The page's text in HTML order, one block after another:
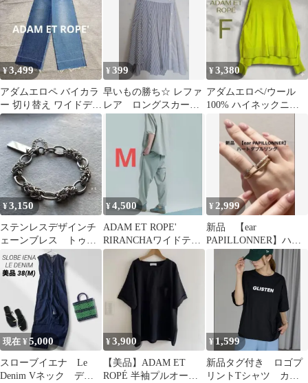
¥3,499
アダムエロペ バイカラ
ー 切り替え ワイドデニ
ムパンツ カットオフ
¥399
早いもの勝ち☆ レファ
レア ロングスカー
ト コットン
¥3,380
アダムエロペ/ウール
100% ハイネックニッ
ト 黄緑 F ゆったり ク
ロップド
¥3,150
ステンレスデザインチ
ェーンブレス トゥデ
イフル TOGA roku お
好きにも
¥4,500
ADAM ET ROPE'
RIRANCHAワイドテー
パードパンツ M
¥ 2,999
新品 【ear
PAPILLONNER】ハー
トダブルリング ゴー
現在 ¥5,000
スローブイエナ Le
Denim Vネック デニ
¥3,900
【美品】ADAM ET
ROPÉ 半袖プルオーバ
¥1,599
新品タグ付き ロゴプ
リントTシャツ カッ